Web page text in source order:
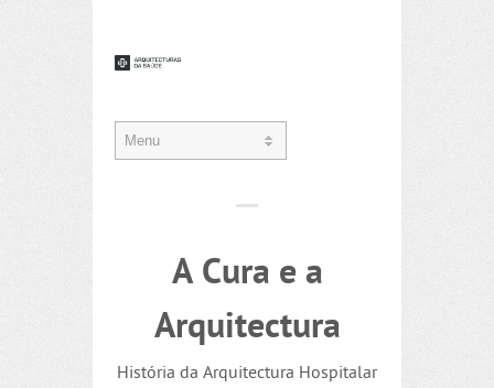
A Cura e a
Arquitectura
História da Arquitectura Hospitalar